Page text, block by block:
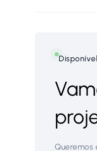
Queremos